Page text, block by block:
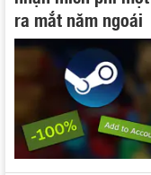
ra mắt năm ngoái